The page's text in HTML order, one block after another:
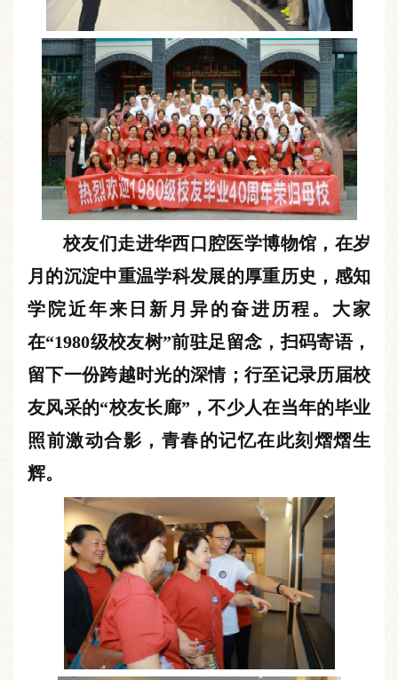
校友们走进华西口腔医学博物馆，在岁
月的沉淀中重温学科发展的厚重历史，感知
学院近年来日新月异的奋进历程。大家
在“1980级校友树”前驻足留念，扫码寄语，
留下一份跨越时光的深情；行至记录历届校
友风采的“校友长廊” ，不少人在当年的毕业
照前激动合影，青春的记忆在此刻熠熠生
辉。